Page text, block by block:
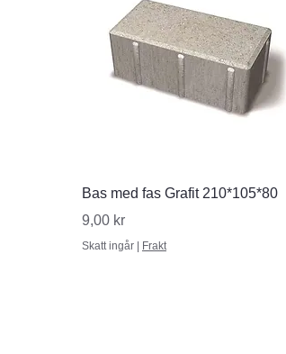
Snabbvisning
Bas med fas Grafit 210*105*80
Pris
9,00 kr
Skatt ingår | Frakt